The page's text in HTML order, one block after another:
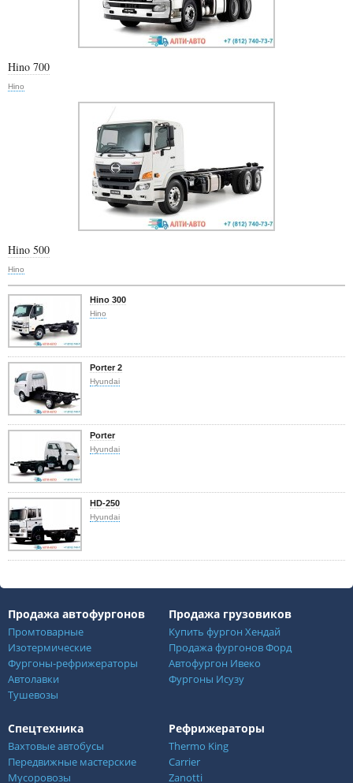
Hino 700
Hino
Hino 500
Hino
Hino 300
Hino
Porter 2
Hyundai
Porter
Hyundai
HD-250
Hyundai
Продажа автофургонов
Промтоварные
Изотермические
Фургоны-рефрижераторы
Автолавки
Тушевозы
Продажа грузовиков
Купить фургон Хендай
Продажа фургонов Форд
Автофургон Ивеко
Фургоны Исузу
Спецтехника
Вахтовые автобусы
Передвижные мастерские
Мусоровозы
Рефрижераторы
Thermo King
Carrier
Zanotti